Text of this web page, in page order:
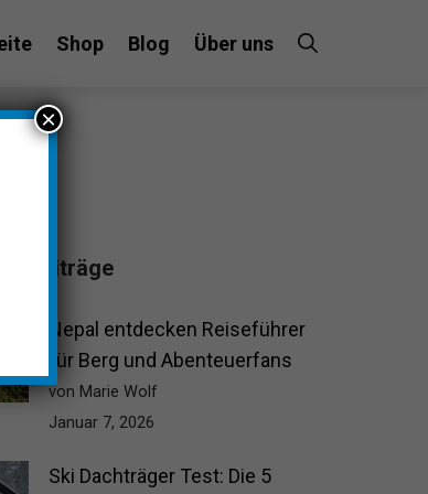
Shop Blog Über uns
Beiträge
Nepal entdecken Reiseführer
für Berg und Abenteuerfans
von Marie Wolf
Januar 7, 2026
Ski Dachträger Test: Die 5
×